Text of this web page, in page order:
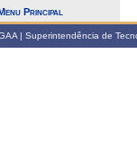
Principal
| Superintendência de